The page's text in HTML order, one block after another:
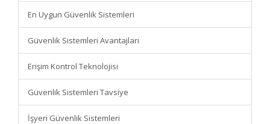
En Uygun Güvenlik Sistemleri
Güvenlik Sistemleri Avantajları
Erişim Kontrol Teknolojisi
Güvenlik Sistemleri Tavsiye
İşyeri Güvenlik Sistemleri